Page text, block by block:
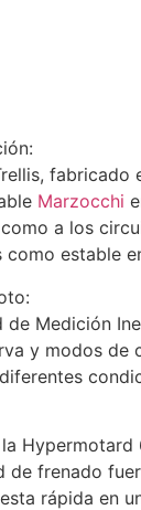
Marzocchi
a los
estable
de Medición
y modos de
de frenado
rápida en